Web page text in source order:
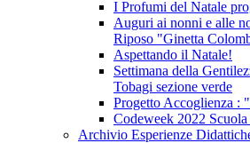
I Profumi del Natale
Auguri ai nonni e alle
Riposo "Ginetta
Aspettando il Natale!
Settimana della
Tobagi sezione verde
Progetto Accoglienza :
Codeweek 2022
Archivio Esperienze